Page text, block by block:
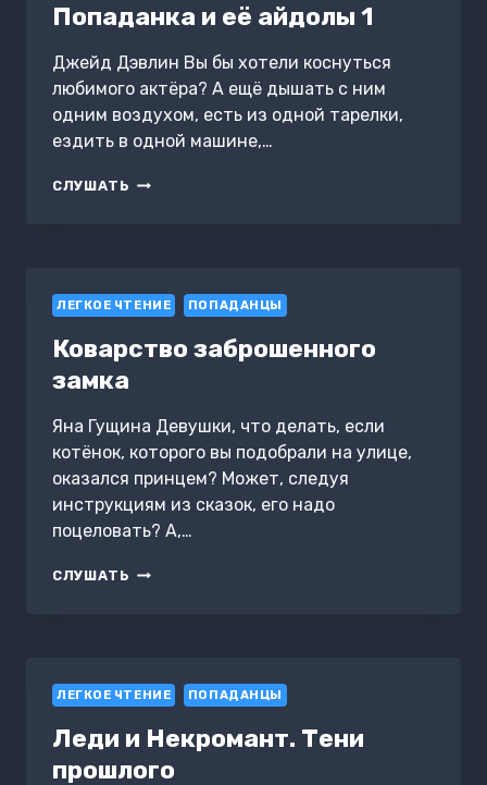
Попаданка и её айдолы 1
Джейд Дэвлин Вы бы хотели коснуться
любимого актёра? А ещё дышать с ним
одним воздухом, есть из одной тарелки,
ездить в одной машине,…
СЛУШАТЬ ПОПАДАНКА
ЛЕГКОЕ ЧТЕНИЕ ПОПАДАНЦЫ
Коварство заброшенного
замка
Яна Гущина Девушки, что делать, если
котёнок, которого вы подобрали на улице,
оказался принцем? Может, следуя
инструкциям из сказок, его надо
поцеловать? А,…
СЛУШАТЬ КОВАРСТВО
ЛЕГКОЕ ЧТЕНИЕ ПОПАДАНЦЫ
Леди и Некромант. Тени
прошлого